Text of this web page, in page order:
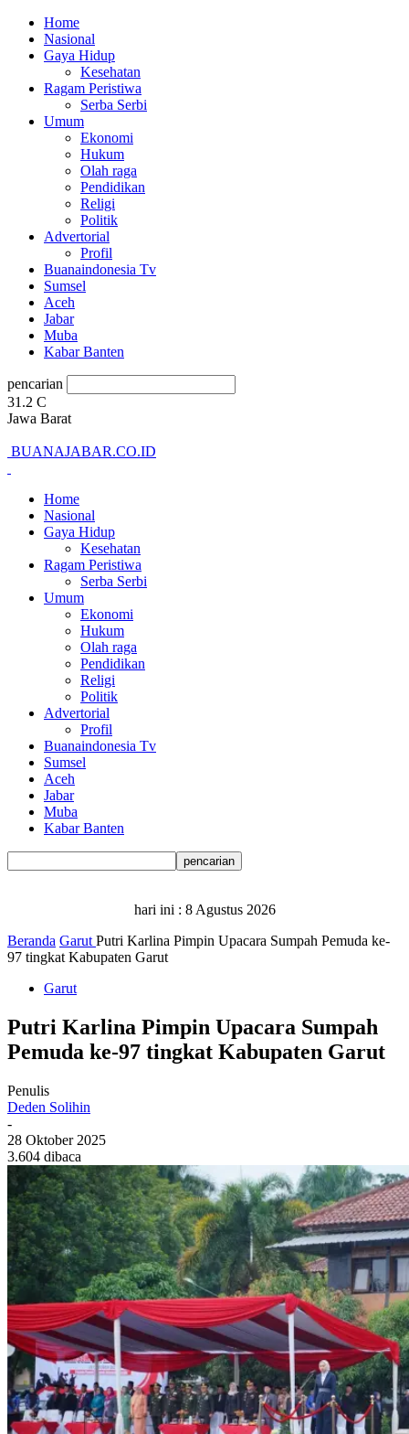
Home
Nasional
Gaya Hidup
Kesehatan
Ragam Peristiwa
Serba Serbi
Umum
Ekonomi
Hukum
Olah raga
Pendidikan
Religi
Politik
Advertorial
Profil
Buanaindonesia Tv
Sumsel
Aceh
Jabar
Muba
Kabar Banten
pencarian
31.2 C
Jawa Barat
BUANAJABAR.CO.ID
Home
Nasional
Gaya Hidup
Kesehatan
Ragam Peristiwa
Serba Serbi
Umum
Ekonomi
Hukum
Olah raga
Pendidikan
Religi
Politik
Advertorial
Profil
Buanaindonesia Tv
Sumsel
Aceh
Jabar
Muba
Kabar Banten
hari ini : 8 Agustus 2026
Beranda Garut Putri Karlina Pimpin Upacara Sumpah Pemuda ke-
97 tingkat Kabupaten Garut
Garut
Putri Karlina Pimpin Upacara Sumpah
Pemuda ke-97 tingkat Kabupaten Garut
Penulis
Deden Solihin
-
28 Oktober 2025
3.604 dibaca